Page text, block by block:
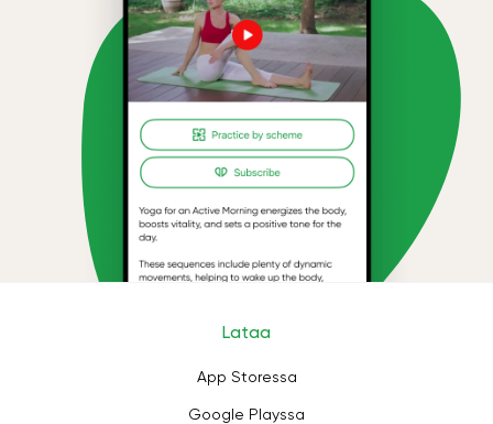
Lataa
App Storessa
Google Playssa